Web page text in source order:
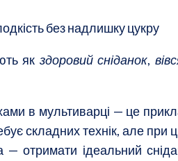
без надлишку цукру
як здоровий сніданок,
в мультиварці — це
складних технік, але при
отримати ідеальний